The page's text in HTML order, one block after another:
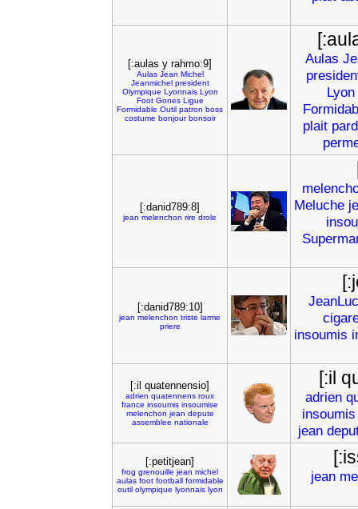
[:aulas y rahmo:9]
Aulas Jean Michel
Jeanmichel president
Olympique Lyonnais Lyon
Foot Gones Ligue
Formidable Outil patron boss
costume bonjour bonsoir
Aulas
Lyon
plait
[:danid789:8]
jean melenchon rire drole
Meluche
[:danid789:10]
jean melenchon triste larme
priere
JeanLuc
insoumis
[:il quatennensio]
adrien quatennens roux
france insoumis insoumise
melenchon jean depute
assemblee nationale
[:il
adrien
insoumis
jean
[:petitjean]
frog grenouille jean michel
aulas foot football formidable
outil olympique lyonnais lyon
jean